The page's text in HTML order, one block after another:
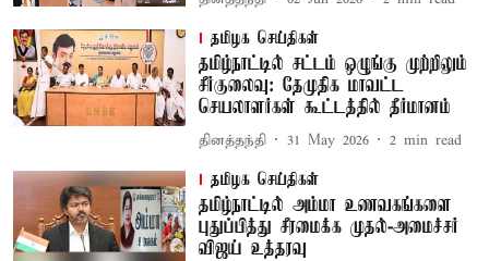
தமிழக செய்திகள்
தமிழ்நாட்டில் சட்டம் ஒழுங்கு முற்றிலும்
சீர்குலைவு: தேமுதிக மாவட்ட
செயலாளர்கள் கூட்டத்தில் தீர்மானம்
தினத்தந்தி 31 May 2026 2 min read
தமிழக செய்திகள்
தமிழ்நாட்டில் அம்மா உணவகங்களை
புதுப்பித்து சீரமைக்க முதல்-அமைச்சர்
விஜய் உத்தரவு